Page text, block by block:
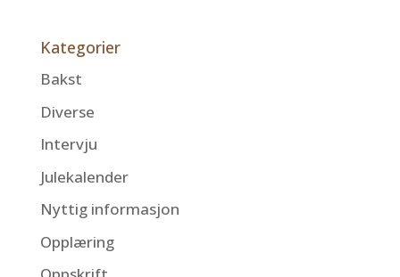
Kategorier
Bakst
Diverse
Intervju
Julekalender
Nyttig informasjon
Opplæring